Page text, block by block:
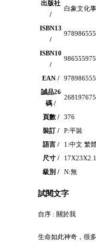
出版社
/
白象文化
ISBN13
/
ISBN10
/
EAN /
誠品26
碼 /
頁數 /
376
裝訂 /
P:平裝
語言 /
1:中文 繁
尺寸 /
級別 /
N:無
試閱文字
自序 : 關於我
生命如此神奇，很